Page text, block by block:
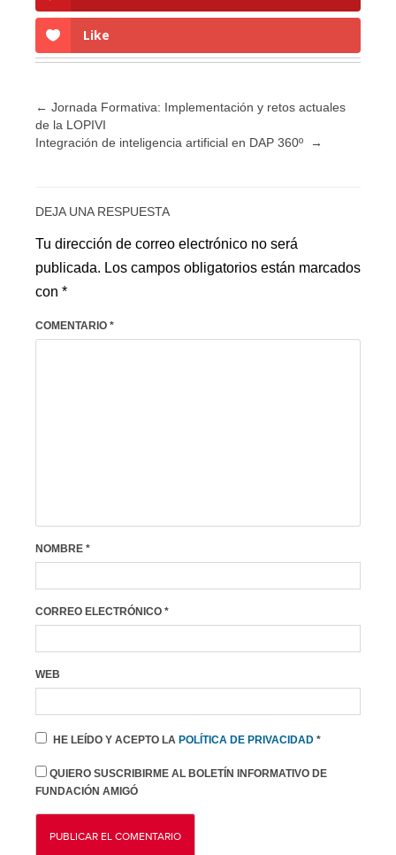
Like
← Jornada Formativa: Implementación y retos actuales
de la LOPIVI
Integración de inteligencia artificial en DAP 360º
→
DEJA UNA RESPUESTA
Tu dirección de correo electrónico no será
publicada. Los campos obligatorios están marcados
con *
COMENTARIO *
NOMBRE *
CORREO ELECTRÓNICO *
WEB
HE LEÍDO Y ACEPTO LA POLÍTICA DE PRIVACIDAD *
QUIERO SUSCRIBIRME AL BOLETÍN INFORMATIVO DE
FUNDACIÓN AMIGÓ